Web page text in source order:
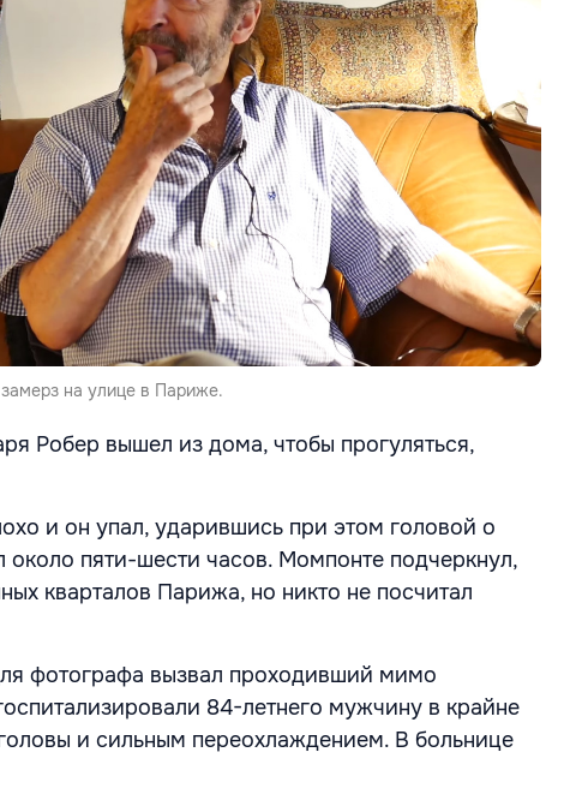
на улице в Париже.
Робер вышел из дома, чтобы прогуляться,
и он упал, ударившись при этом головой о
пяти-шести часов. Момпонте подчеркнул,
кварталов Парижа, но никто не посчитал
фотографа вызвал проходивший мимо
84-летнего мужчину в крайне
и сильным переохлаждением. В больнице